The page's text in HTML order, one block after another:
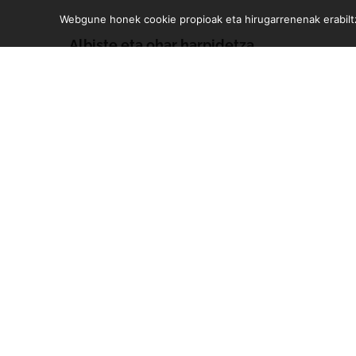
Albiste eta ohar harpidetza
Webgune honek cookie propioak eta hirugarrenenak